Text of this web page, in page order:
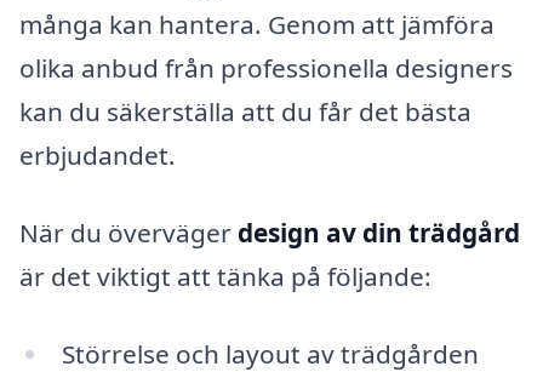
många kan hantera. Genom att jämföra
olika anbud från professionella designers
kan du säkerställa att du får det bästa
erbjudandet.
När du överväger design av din trädgård
är det viktigt att tänka på följande:
Störrelse och layout av trädgården